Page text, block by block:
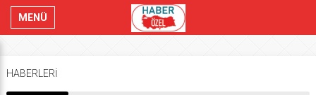
MENÜ
HABERLERİ